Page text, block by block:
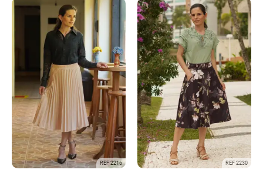
REF 2216 REF 2230